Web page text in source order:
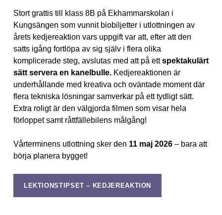
Stort grattis till klass 8B på Ekhammarskolan i
Kungsängen som vunnit biobiljetter i utlottningen av
årets kedjereaktion vars uppgift var att, efter att den
satts igång fortlöpa av sig själv i flera olika
komplicerade steg, avslutas med att på ettspektakulärt
sätt servera en kanelbulle.Kedjereaktionen är
underhållande med kreativa och oväntade moment där
flera tekniska lösningar samverkar på ett tydligt sätt.
Extra roligt är den välgjorda filmen som visar hela
förloppet samt råttfällebilens målgång!
Vårterminens utlottning sker den 11 maj 2026– bara att
börja planera bygget!
LEKTIONSTIPSET – KEDJEREAKTION